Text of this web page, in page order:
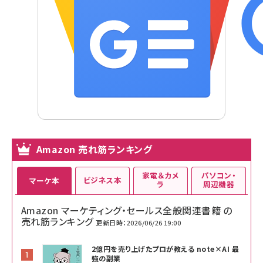
Amazon 売れ筋ランキング
マーケ本
Amazon マーケティング・セールス全般関連書籍 の
売れ筋ランキング 更新日時：2026/06/26 19:00
2億円を売り上げたプロが教える note×AI 最
強の副業
ビジネス本 家電＆カメ
ラ
パソコン・
周辺機器